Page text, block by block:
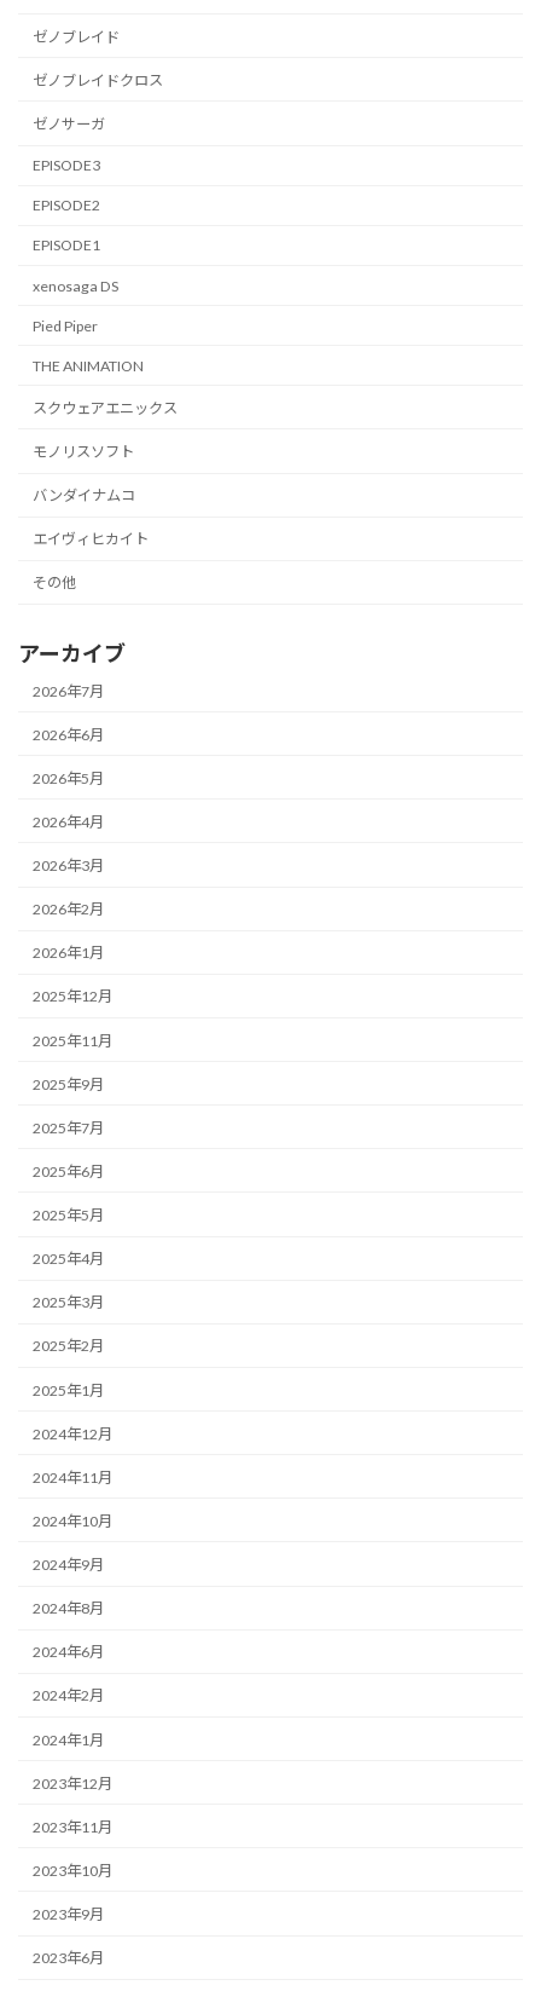
ゼノブレイド
ゼノブレイドクロス
ゼノサーガ
EPISODE3
EPISODE2
EPISODE1
xenosaga DS
Pied Piper
THE ANIMATION
スクウェアエニックス
モノリスソフト
バンダイナムコ
エイヴィヒカイト
その他
アーカイブ
2026年7月
2026年6月
2026年5月
2026年4月
2026年3月
2026年2月
2026年1月
2025年12月
2025年11月
2025年9月
2025年7月
2025年6月
2025年5月
2025年4月
2025年3月
2025年2月
2025年1月
2024年12月
2024年11月
2024年10月
2024年9月
2024年8月
2024年6月
2024年2月
2024年1月
2023年12月
2023年11月
2023年10月
2023年9月
2023年6月